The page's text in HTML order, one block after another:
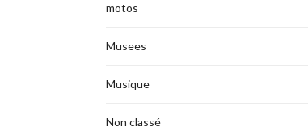
motos
Musees
Musique
Non classé